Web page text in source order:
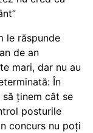
le răspunde
de an
mari, dar nu au
În
ținem cât se
posturile
concurs nu poți